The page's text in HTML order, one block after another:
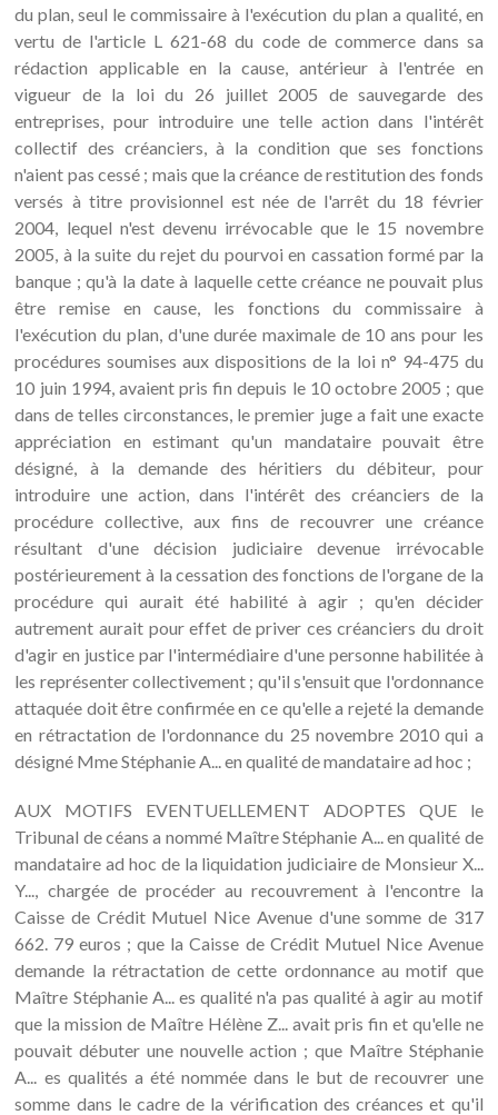
du plan, seul le commissaire à l'exécution du plan a qualité, en
vertu de l'article L 621-68 du code de commerce dans sa
rédaction applicable en la cause, antérieur à l'entrée en
vigueur de la loi du 26 juillet 2005 de sauvegarde des
entreprises, pour introduire une telle action dans l'intérêt
collectif des créanciers, à la condition que ses fonctions
n'aient pas cessé ; mais que la créance de restitution des fonds
versés à titre provisionnel est née de l'arrêt du 18 février
2004, lequel n'est devenu irrévocable que le 15 novembre
2005, à la suite du rejet du pourvoi en cassation formé par la
banque ; qu'à la date à laquelle cette créance ne pouvait plus
être remise en cause, les fonctions du commissaire à
l'exécution du plan, d'une durée maximale de 10 ans pour les
procédures soumises aux dispositions de la loi n° 94-475 du
10 juin 1994, avaient pris fin depuis le 10 octobre 2005 ; que
dans de telles circonstances, le premier juge a fait une exacte
appréciation en estimant qu'un mandataire pouvait être
désigné, à la demande des héritiers du débiteur, pour
introduire une action, dans l'intérêt des créanciers de la
procédure collective, aux fins de recouvrer une créance
résultant d'une décision judiciaire devenue irrévocable
postérieurement à la cessation des fonctions de l'organe de la
procédure qui aurait été habilité à agir ; qu'en décider
autrement aurait pour effet de priver ces créanciers du droit
d'agir en justice par l'intermédiaire d'une personne habilitée à
les représenter collectivement ; qu'il s'ensuit que l'ordonnance
attaquée doit être confirmée en ce qu'elle a rejeté la demande
en rétractation de l'ordonnance du 25 novembre 2010 qui a
désigné Mme Stéphanie A... en qualité de mandataire ad hoc ;
AUX MOTIFS EVENTUELLEMENT ADOPTES QUE le
Tribunal de céans a nommé Maître Stéphanie A... en qualité de
mandataire ad hoc de la liquidation judiciaire de Monsieur X...
Y..., chargée de procéder au recouvrement à l'encontre la
Caisse de Crédit Mutuel Nice Avenue d'une somme de 317
662. 79 euros ; que la Caisse de Crédit Mutuel Nice Avenue
demande la rétractation de cette ordonnance au motif que
Maître Stéphanie A... es qualité n'a pas qualité à agir au motif
que la mission de Maître Hélène Z... avait pris fin et qu'elle ne
pouvait débuter une nouvelle action ; que Maître Stéphanie
A... es qualités a été nommée dans le but de recouvrer une
somme dans le cadre de la vérification des créances et qu'il